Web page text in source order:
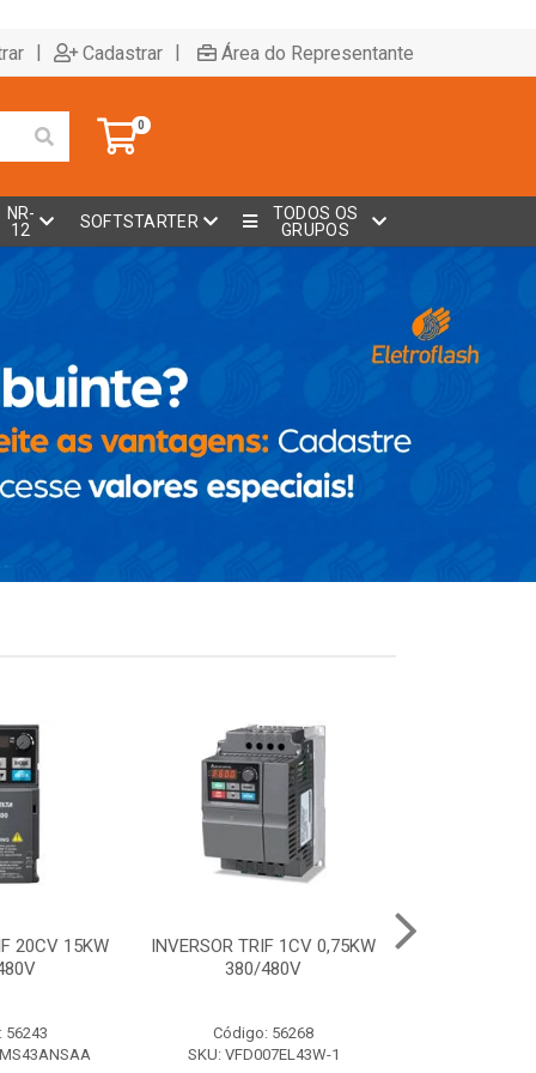
| Cadastrar | Área do Representante
0
NR-
12
SOFTSTARTER
TODOS OS
GRUPOS
20CV 15KW
56243
INVERSOR TRIF 1CV 0,75KW
380/480V
Código: 56268
SKU: VFD007EL43W-1